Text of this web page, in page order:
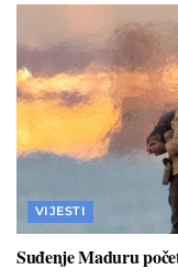
VIJESTI
Suđenje Maduru